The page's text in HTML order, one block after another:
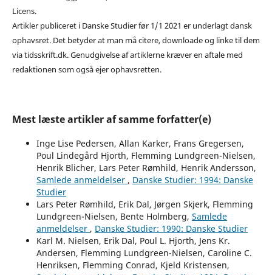
Licens.
Artikler publiceret i Danske Studier før 1/1 2021 er underlagt dansk
ophavsret. Det betyder at man må citere, downloade og linke til dem
via tidsskrift.dk. Genudgivelse af artiklerne kræver en aftale med
redaktionen som også ejer ophavsretten.
Mest læste artikler af samme forfatter(e)
Inge Lise Pedersen, Allan Karker, Frans Gregersen,
Poul Lindegård Hjorth, Flemming Lundgreen-Nielsen,
Henrik Blicher, Lars Peter Rømhild, Henrik Andersson,
Samlede anmeldelser , Danske Studier: 1994: Danske
Studier
Lars Peter Rømhild, Erik Dal, Jørgen Skjerk, Flemming
Lundgreen-Nielsen, Bente Holmberg, Samlede
anmeldelser , Danske Studier: 1990: Danske Studier
Karl M. Nielsen, Erik Dal, Poul L. Hjorth, Jens Kr.
Andersen, Flemming Lundgreen-Nielsen, Caroline C.
Henriksen, Flemming Conrad, Kjeld Kristensen,